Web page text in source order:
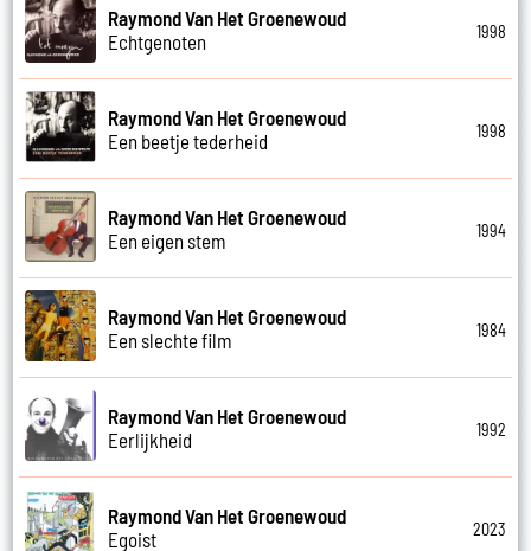
Raymond Van Het Groenewoud
Echtgenoten
1998
Raymond Van Het Groenewoud
Een beetje tederheid
1998
Raymond Van Het Groenewoud
Een eigen stem
1994
Raymond Van Het Groenewoud
Een slechte film
1984
Raymond Van Het Groenewoud
Eerlijkheid
1992
Raymond Van Het Groenewoud
Egoist
2023